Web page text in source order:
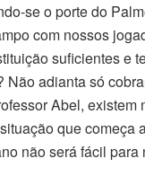
se o porte do
com nossos
suficientes e
Não adianta só
Abel, existem
que começa
não será fácil para